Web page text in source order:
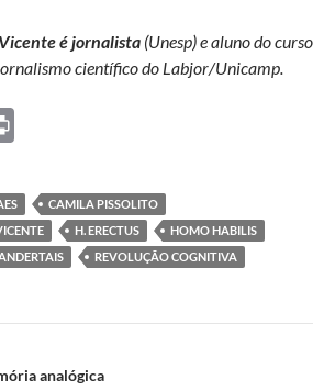
é jornalista (Unesp) e aluno do curso
científico do Labjor/Unicamp.
ntCAMILA PISSOLITO
H. ERECTUS
HOMO HABILIS
REVOLUÇÃO COGNITIVA
analógica